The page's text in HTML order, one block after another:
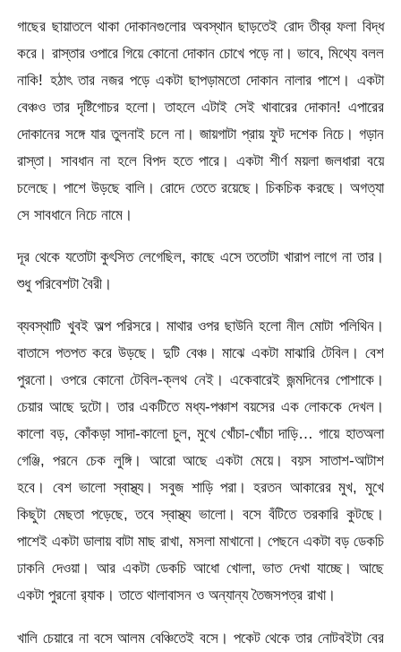
গাছের ছায়াতলে থাকা দোকানগুলোর অবস্থান ছাড়তেই রোদ তীব্র ফলা বিদ্ধ
করে। রাস্তার ওপারে গিয়ে কোনো দোকান চোখে পড়ে না। ভাবে, মিথ্যে বলল
নাকি! হঠাৎ তার নজর পড়ে একটা ছাপড়ামতো দোকান নালার পাশে। একটা
বেঞ্চও তার দৃষ্টিগোচর হলো। তাহলে এটাই সেই খাবারের দোকান! এপারের
দোকানের সঙ্গে যার তুলনাই চলে না। জায়গাটা প্রায় ফুট দশেক নিচে। গড়ান
রাস্তা। সাবধান না হলে বিপদ হতে পারে। একটা শীর্ণ ময়লা জলধারা বয়ে
চলেছে। পাশে উড়ছে বালি। রোদে তেতে রয়েছে। চিকচিক করছে। অগত্যা
সে সাবধানে নিচে নামে।
দূর থেকে যতোটা কুৎসিত লেগেছিল, কাছে এসে ততোটা খারাপ লাগে না তার।
শুধু পরিবেশটা বৈরী।
ব্যবস্থাটি খুবই অল্প পরিসরে। মাথার ওপর ছাউনি হলো নীল মোটা পলিথিন।
বাতাসে পতপত করে উড়ছে। দুটি বেঞ্চ। মাঝে একটা মাঝারি টেবিল। বেশ
পুরনো। ওপরে কোনো টেবিল-ক্লথ নেই। একেবারেই জন্মদিনের পোশাকে।
চেয়ার আছে দুটো। তার একটিতে মধ্য-পঞ্চাশ বয়সের এক লোককে দেখল।
কালো বড়, কোঁকড়া সাদা-কালো চুল, মুখে খোঁচা-খোঁচা দাড়ি… গায়ে হাতঅলা
গেঞ্জি, পরনে চেক লুঙ্গি। আরো আছে একটা মেয়ে। বয়স সাতাশ-আটাশ
হবে। বেশ ভালো স্বাস্থ্য। সবুজ শাড়ি পরা। হরতন আকারের মুখ, মুখে
কিছুটা মেছতা পড়েছে, তবে স্বাস্থ্য ভালো। বসে বঁটিতে তরকারি কুটছে।
পাশেই একটা ডালায় বাটা মাছ রাখা, মসলা মাখানো। পেছনে একটা বড় ডেকচি
ঢাকনি দেওয়া। আর একটা ডেকচি আধো খোলা, ভাত দেখা যাচ্ছে। আছে
একটা পুরনো র‌্যাক। তাতে থালাবাসন ও অন্যান্য তৈজসপত্র রাখা।
খালি চেয়ারে না বসে আলম বেঞ্চিতেই বসে। পকেট থেকে তার নোটবইটা বের